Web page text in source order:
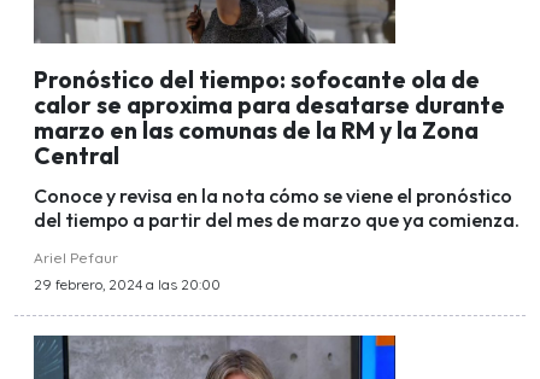
Pronóstico del tiempo: sofocante ola de
calor se aproxima para desatarse durante
marzo en las comunas de la RM y la Zona
Central
Conoce y revisa en la nota cómo se viene el pronóstico
del tiempo a partir del mes de marzo que ya comienza.
Ariel Pefaur
29 febrero, 2024 a las 20:00